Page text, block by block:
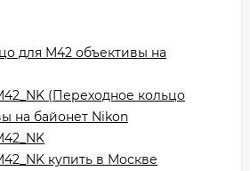
для M42 объективы на
(Переходное кольцо
на байонет Nikon
купить в Москве